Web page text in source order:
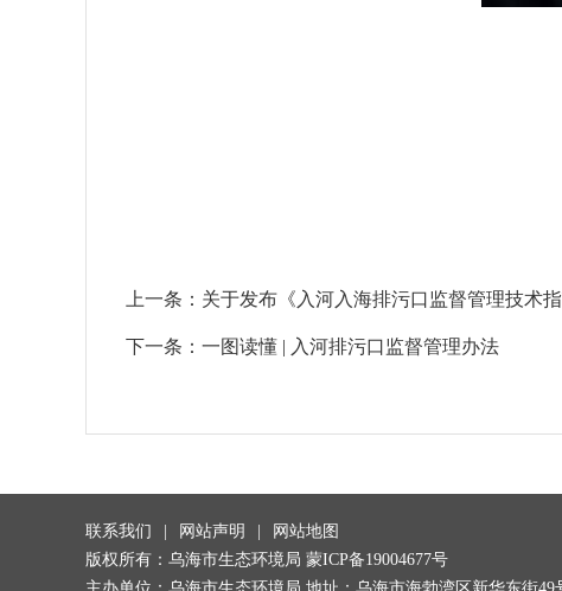
上一条： 关于发布《入河入海排污口监督管理技术
下一条： 一图读懂 | 入河排污口监督管理办法
联系我们 网站声明
网站地图
版权所有：乌海市生态环境局 蒙ICP备19004677号